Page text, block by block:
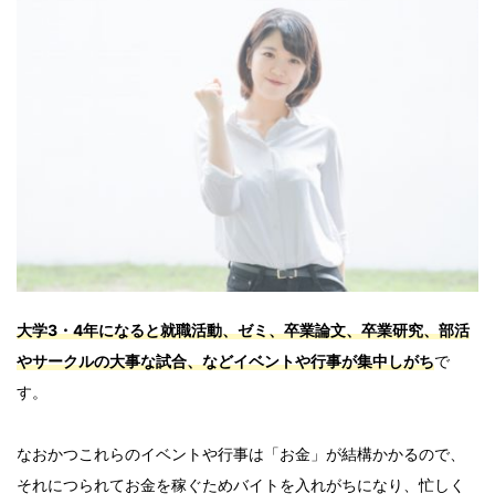
大学3・4年になると就職活動、ゼミ、卒業論文、卒業研究、部活
やサークルの大事な試合、などイベントや行事が集中しがちで
す。
なおかつこれらのイベントや行事は「お金」が結構かかるので、
それにつられてお金を稼ぐためバイトを入れがちになり、忙しく